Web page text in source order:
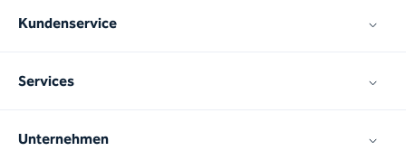
Kundenservice
Services
Unternehmen